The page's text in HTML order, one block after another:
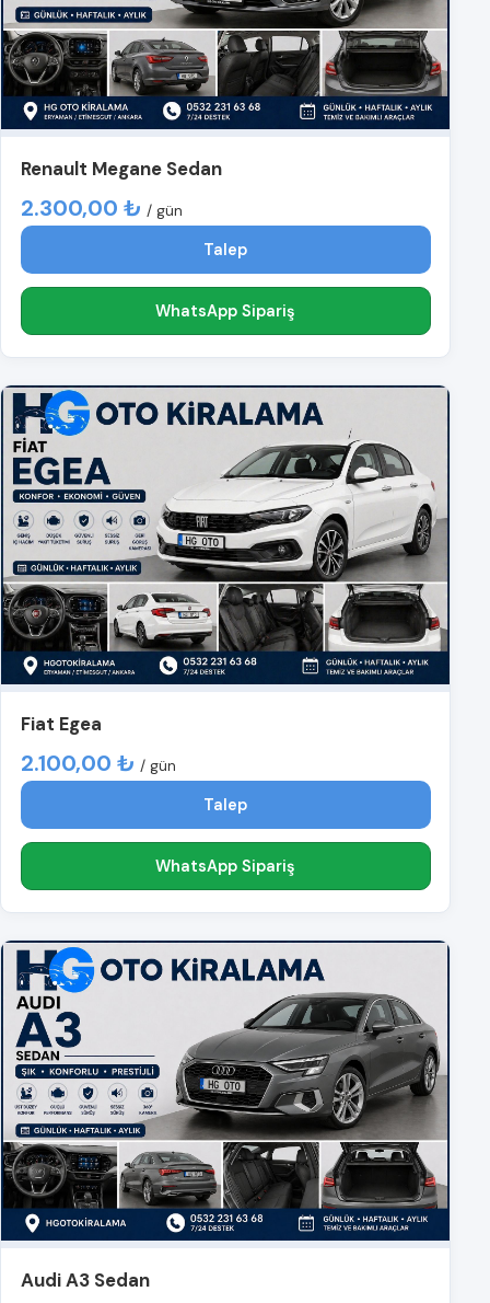
Renault Megane Sedan
2.300,00 ₺ / gün
Talep
WhatsApp Sipariş
Fiat Egea
2.100,00 ₺ / gün
Talep
WhatsApp Sipariş
Audi A3 Sedan